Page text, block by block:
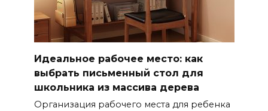
Идеальное рабочее место: как
выбрать письменный стол для
школьника из массива дерева
Организация рабочего места для ребенка